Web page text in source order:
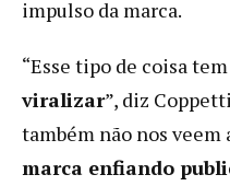
impulso da marca.
“Esse tipo de coisa
viralizar”, diz
também não nos veem
marca enfiando